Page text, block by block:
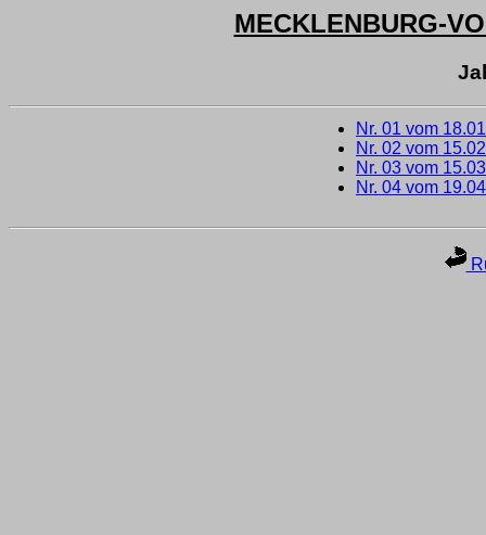
MECKLENBURG-
Nr. 01 vom
Nr. 02 vom
Nr. 03 vom
Nr. 04 vom